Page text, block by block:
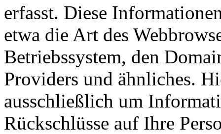
erfasst. Diese
etwa die Art des
Betriebssystem, den
Providers und ähnliches.
ausschließlich um
Rückschlüsse auf Ihre